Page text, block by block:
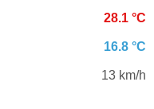
28.1 °C
16.8 °C
13 km/h